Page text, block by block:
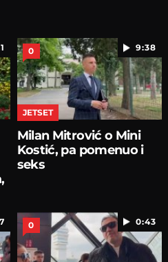
9:38
0
JETSET
Milan Mitrović o Mini
Kostić, pa pomenuo i
seks
0:43
0